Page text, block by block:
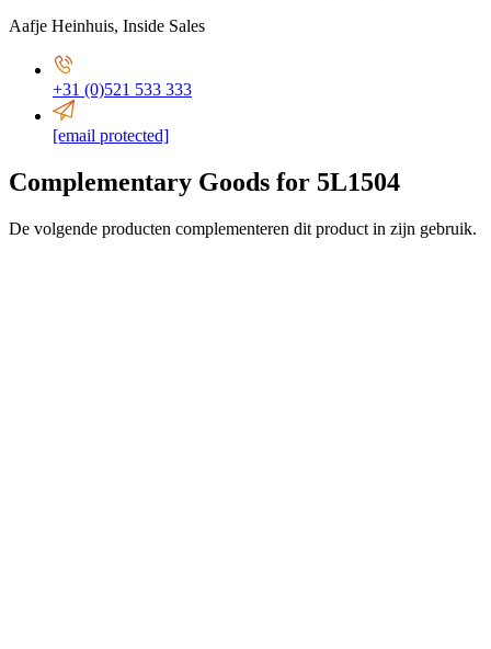
Aafje Heinhuis, Inside Sales
+31 (0)521 533 333
[email protected]
Complementary Goods for 5L1504
De volgende producten complementeren dit product in zijn gebruik.